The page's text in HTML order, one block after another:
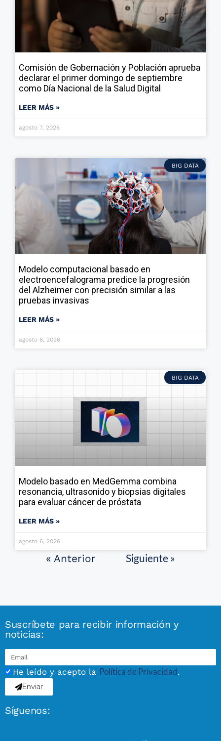
Comisión de Gobernación y Población aprueba
declarar el primer domingo de septiembre
como Día Nacional de la Salud Digital
LEER MÁS »
agosto 7, 2026
BIG DATA
Modelo computacional basado en
electroencefalograma predice la progresión
del Alzheimer con precisión similar a las
pruebas invasivas
LEER MÁS »
agosto 6, 2026
BIG DATA
Modelo basado en MedGemma combina
resonancia, ultrasonido y biopsias digitales
para evaluar cáncer de próstata
LEER MÁS »
agosto 6, 2026
« Anterior Siguiente »
Suscríbete para recibir información y
noticias:
He leído y acepto la Política de Privacidad.
Enviar
Síguenos: